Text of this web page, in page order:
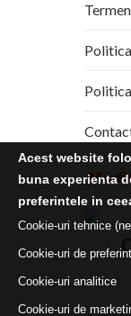
Acest website
buna experienta
preferintele in
Cookie-uri tehnice
Cookie-uri de
Cookie-uri analitice
Cookie-uri de